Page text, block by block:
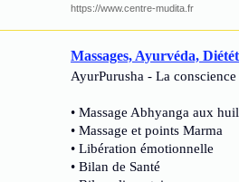
https://www.centre-mudita.fr
Massages, Ayurvéda,
AyurPurusha - La
• Massage Abhyanga aux
• Massage et points Marma
• Libération émotionnelle
• Bilan de Santé